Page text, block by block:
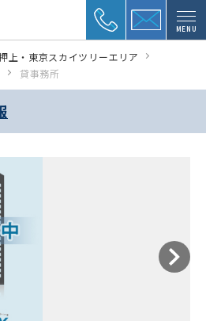
MENU
上・東京スカイツリーエリア
貸事務所